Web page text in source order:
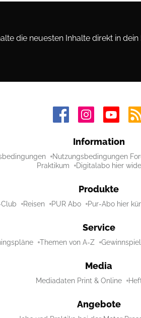
die neuesten Inhalte direkt in dein
Information
Nutzungsbedingungen
Praktikum
Digitalabo hier
Produkte
Reisen PUR Abo Pur-Abo hier
Service
Themen von A-Z
Media
Mediadaten Print & Online
Angebote